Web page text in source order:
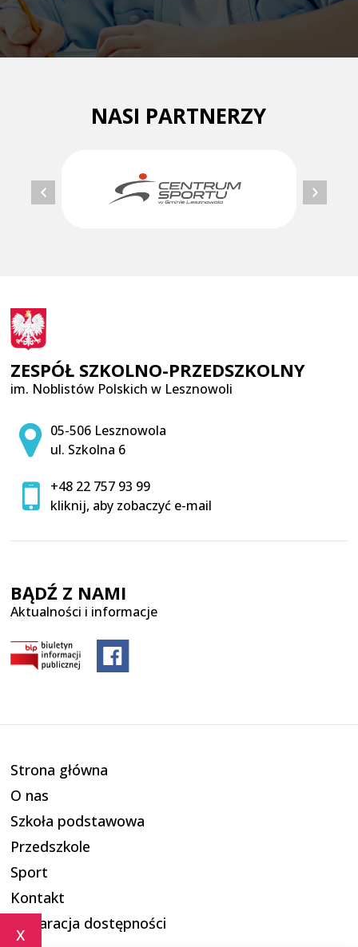
x
NASI PARTNERZY
ZESPÓŁ SZKOLNO-PRZEDSZKOLNY
im. Noblistów Polskich w Lesznowoli
Adres pocztowy:
05-506 Lesznowola
ul. Szkolna 6
+48 22 757 93 99
kliknij, aby zobaczyć e-mail
BĄDŹ Z NAMI
Aktualności i informacje
Strona główna
O nas
Szkoła podstawowa
Przedszkole
Sport
Kontakt
Deklaracja dostępności